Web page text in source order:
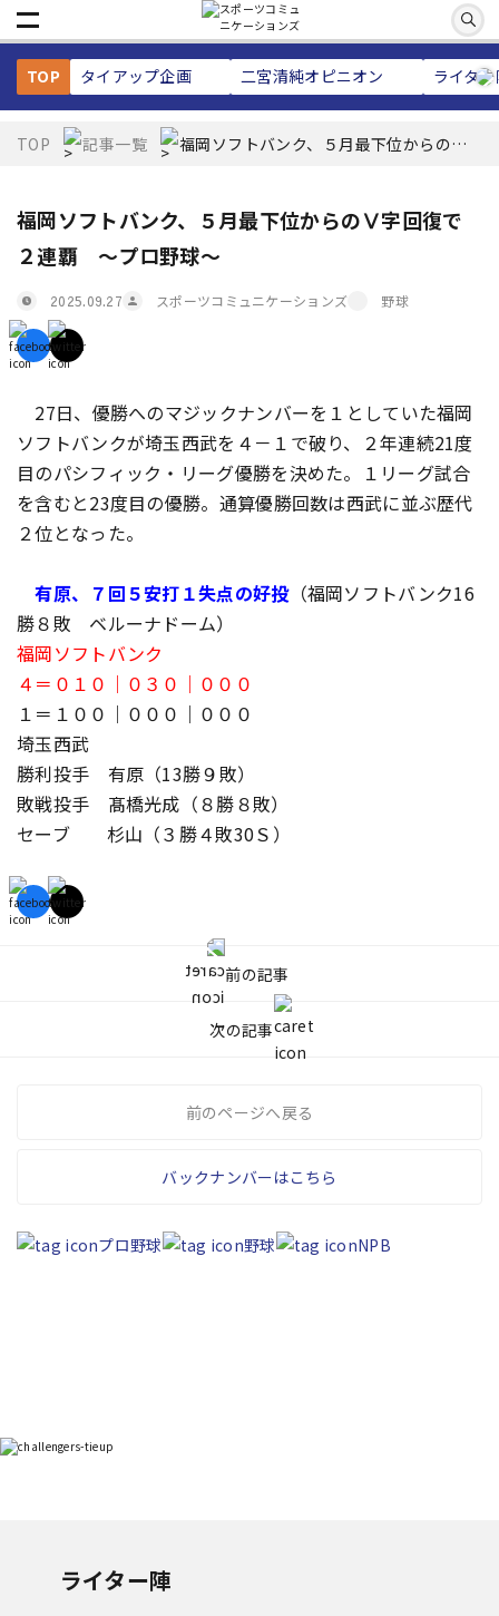
TOP タイアップ企画 二宮清純オピニオン ライタ
TOP 記事一覧 福岡ソフトバンク、５月最下位からのⅤ
福岡ソフトバンク、５月最下位からのⅤ字回復で
２連覇 ～プロ野球～
2025.09.27 スポーツコミュニケーションズ 野球
27日、優勝へのマジックナンバーを１としていた福岡
ソフトバンクが埼玉西武を４－１で破り、２年連続21度
目のパシフィック・リーグ優勝を決めた。１リーグ試合
を含むと23度目の優勝。通算優勝回数は西武に並ぶ歴代
２位となった。
有原、７回５安打１失点の好投（福岡ソフトバンク16
勝８敗 ベルーナドーム）
福岡ソフトバンク
４＝０１０｜０３０｜０００
１＝１００｜０００｜０００
埼玉西武
勝利投手 有原（13勝９敗）
敗戦投手 髙橋光成（８勝８敗）
セーブ 杉山（３勝４敗30Ｓ）
前の記事
次の記事
前のページへ戻る
バックナンバーはこちら
プロ野球 野球 NPB
ライター陣